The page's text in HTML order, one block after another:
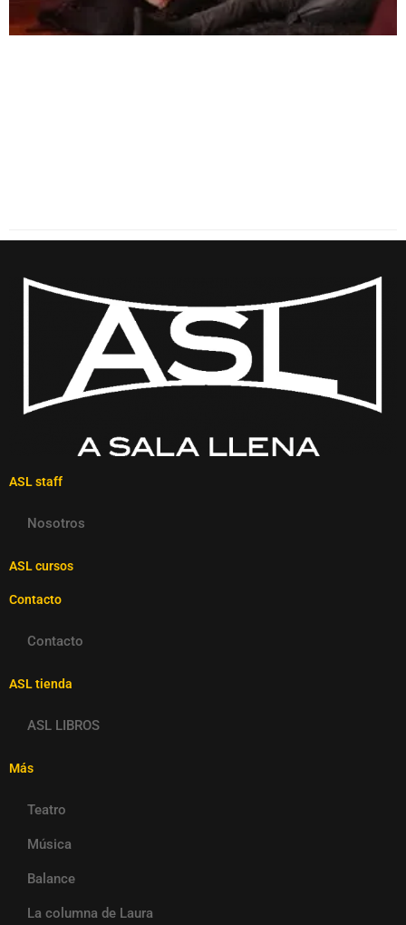
ASL staff
Nosotros
ASL cursos
Contacto
Contacto
ASL tienda
ASL LIBROS
Más
Teatro
Música
Balance
La columna de Laura